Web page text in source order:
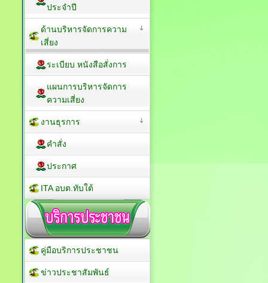
ประจำปี
ด้านบริหารจัดการความ
เสี่ยง
ระเบียบ หนังสือสั่งการ
แผนการบริหารจัดการ
ความเสี่ยง
งานธุรการ
คำสั่ง
ประกาศ
ITA อบต.ทับใต้
คู่มือบริการประชาชน
ข่าวประชาสัมพันธ์